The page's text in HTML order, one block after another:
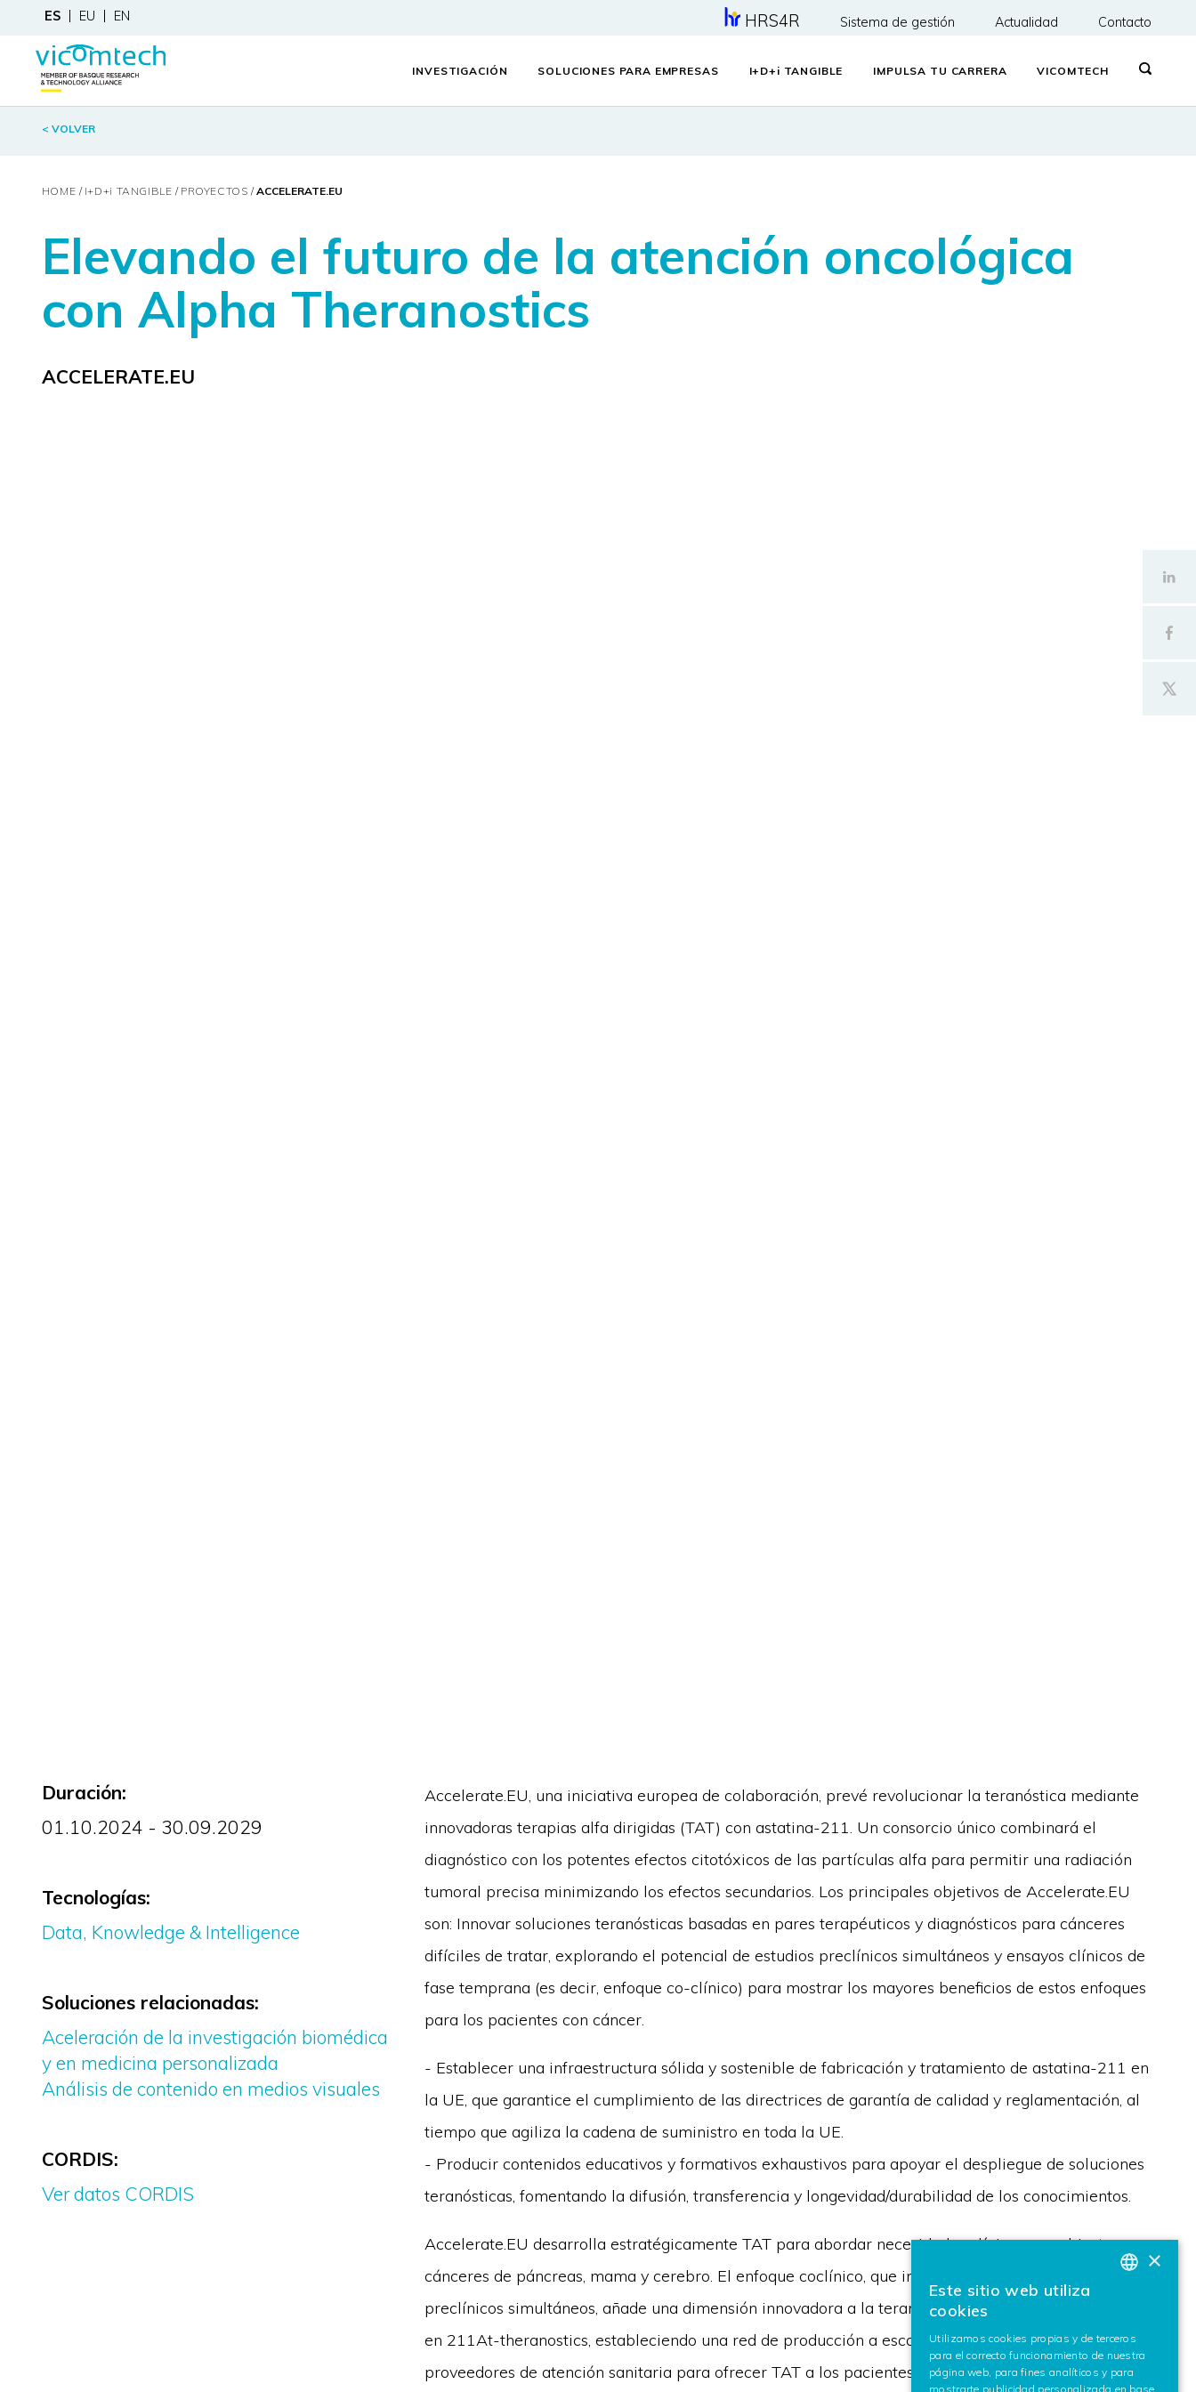
ES EU EN HRS4R Sistema de gestión Actualidad Contacto
INVESTIGACIÓN SOLUCIONES PARA EMPRESAS I+D+ i TANGIBLE IMPULSA TU CARRERA VICOMTECH
< VOLVER
HOME I+D+i TANGIBLE PROYECTOS ACCELERATE.EU
Elevando el futuro de la atención oncológica
con Alpha Theranostics
ACCELERATE.EU
Duración:
01.10.2024 - 30.09.2029
Tecnologías:
Data, Knowledge & Intelligence
Soluciones relacionadas:
Aceleración de la investigación biomédica
y en medicina personalizada
Análisis de contenido en medios visuales
CORDIS:
Ver datos CORDIS
Accelerate.EU, una iniciativa europea de colaboración, prevé revolucionar la teranóstica mediante
innovadoras terapias alfa dirigidas (TAT) con astatina-211. Un consorcio único combinará el
diagnóstico con los potentes efectos citotóxicos de las partículas alfa para permitir una radiación
tumoral precisa minimizando los efectos secundarios. Los principales objetivos de Accelerate.EU
son: Innovar soluciones teranósticas basadas en pares terapéuticos y diagnósticos para cánceres
difíciles de tratar, explorando el potencial de estudios preclínicos simultáneos y ensayos clínicos de
fase temprana (es decir, enfoque co-clínico) para mostrar los mayores beneficios de estos enfoques
para los pacientes con cáncer.
- Establecer una infraestructura sólida y sostenible de fabricación y tratamiento de astatina-211 en
la UE, que garantice el cumplimiento de las directrices de garantía de calidad y reglamentación, al
tiempo que agiliza la cadena de suministro en toda la UE.
- Producir contenidos educativos y formativos exhaustivos para apoyar el despliegue de soluciones
teranósticas, fomentando la difusión, transferencia y longevidad/durabilidad de los conocimientos.
Accelerate.EU desarrolla estratégicamente TAT para abordar necesidades clínicas no cubiertas en
cánceres de páncreas, mama y cerebro. El enfoque coclínico, que incorpora estudios clínicos y
preclínicos simultáneos, añade una dimensión innovadora a la teranóstica. Accelerate.EU es pionera
en 211At-theranostics, estableciendo una red de producción a escala de la UE y capacitando a los
proveedores de atención sanitaria para ofrecer TAT a los pacientes con cáncer. Gracias a la
ENGLISH
×
Este sitio web utiliza
cookies
Utilizamos cookies propias y de terceros
para el correcto funcionamiento de nuestra
página web, para fines analíticos y para
mostrarte publicidad personalizada en base